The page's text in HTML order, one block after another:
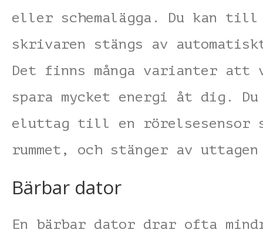
eller schemalägga. Du kan
skrivaren stängs av
Det finns många varianter att
spara mycket energi åt dig.
eluttag till en rörelsesensor
rummet, och stänger av uttagen
Bärbar dator
En bärbar dator drar ofta